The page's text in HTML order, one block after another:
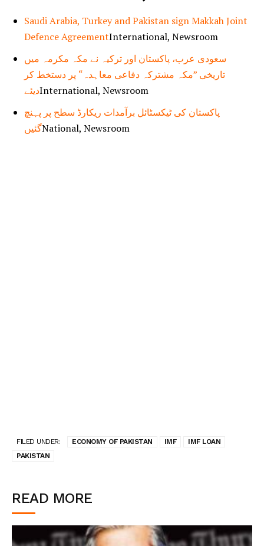
Saudi Arabia, Turkey and Pakistan sign Makkah Joint
Defence AgreementInternational, Newsroom
سعودی عرب، پاکستان اور ترکیہ نے مکہ مکرمہ میں
تاریخی ”مکہ مشترکہ دفاعی معاہدہ“ پر دستخط کر
دیئےInternational, Newsroom
پاکستان کی ٹیکسٹائل برآمدات ریکارڈ سطح پر پہنچ
گئیںNational, Newsroom
FILED UNDER: ECONOMY OF PAKISTAN IMF
IMF LOAN
PAKISTAN
READ MORE